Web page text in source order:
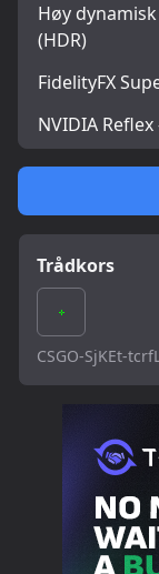
Trådkors
CSGO-SjKEt-
Høy
(HDR)
FidelityFX
NVIDIA